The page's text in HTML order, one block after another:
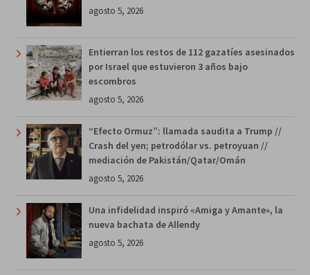
agosto 5, 2026
Entierran los restos de 112 gazatíes asesinados
por Israel que estuvieron 3 años bajo
escombros
agosto 5, 2026
“Efecto Ormuz”: llamada saudita a Trump //
Crash del yen; petrodólar vs. petroyuan //
mediación de Pakistán/Qatar/Omán
agosto 5, 2026
Una infidelidad inspiró «Amiga y Amante», la
nueva bachata de Allendy
agosto 5, 2026